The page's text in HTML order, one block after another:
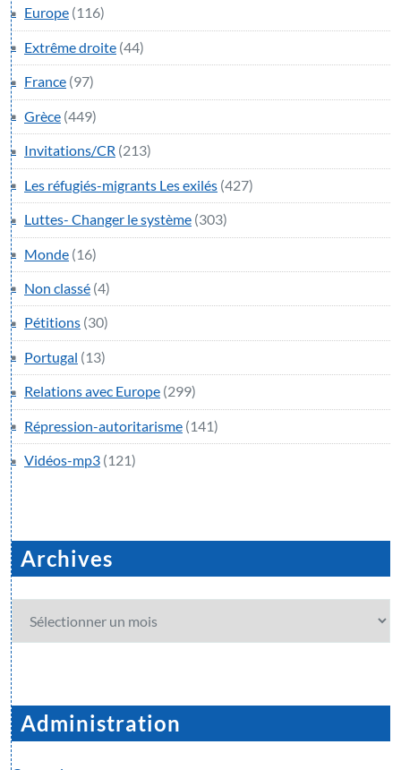
Europe (116)
Extrême droite (44)
France (97)
Grèce (449)
Invitations/CR (213)
Les réfugiés-migrants Les exilés (427)
Luttes- Changer le système (303)
Monde (16)
Non classé (4)
Pétitions (30)
Portugal (13)
Relations avec Europe (299)
Répression-autoritarisme (141)
Vidéos-mp3 (121)
Archives
Archives
Administration